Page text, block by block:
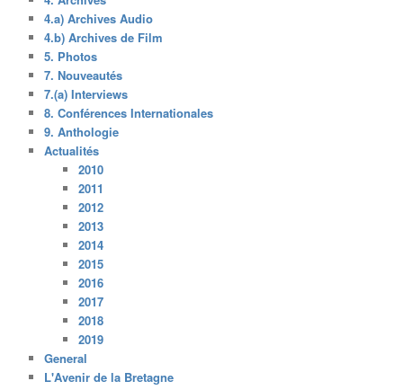
4.a) Archives Audio
4.b) Archives de Film
5. Photos
7. Nouveautés
7.(a) Interviews
8. Conférences Internationales
9. Anthologie
Actualités
2010
2011
2012
2013
2014
2015
2016
2017
2018
2019
General
L'Avenir de la Bretagne